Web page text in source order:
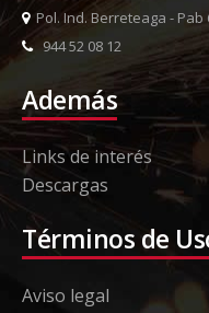
Pol. Ind. Berreteaga - Pab
944 52 08 12
Además
Links de interés
Descargas
Términos de
Aviso legal